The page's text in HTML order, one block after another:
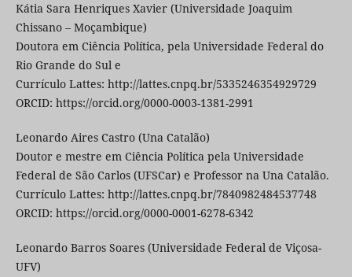
Kátia Sara Henriques Xavier (Universidade Joaquim
Chissano – Moçambique)
Doutora em Ciência Política, pela Universidade Federal do
Rio Grande do Sul e
Currículo Lattes: http://lattes.cnpq.br/5335246354929729
ORCID: https://orcid.org/0000-0003-1381-2991
Leonardo Aires Castro (Una Catalão)
Doutor e mestre em Ciência Política pela Universidade
Federal de São Carlos (UFSCar) e Professor na Una Catalão.
Currículo Lattes: http://lattes.cnpq.br/7840982484537748
ORCID: https://orcid.org/0000-0001-6278-6342
Leonardo Barros Soares (Universidade Federal de Viçosa-
UFV)